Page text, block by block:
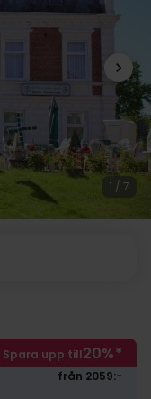
1 / 7
Spara upp till20%*
från 2059:-